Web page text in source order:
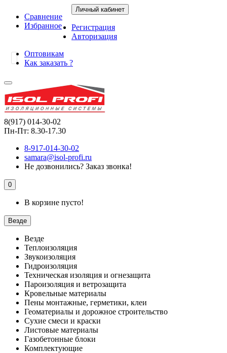
Сравнение
Избранное
Личный кабинет
Регистрация
Авторизация
Оптовикам
Как заказать ?
8(917) 014-30-02
Пн-Пт: 8.30-17.30
8-917-014-30-02
samara@isol-profi.ru
Не дозвонились? Заказ звонка!
0
В корзине пусто!
Везде
Везде
Теплоизоляция
Звукоизоляция
Гидроизоляция
Техническая изоляция и огнезащита
Пароизоляция и ветрозащита
Кровельные материалы
Пены монтажные, герметики, клеи
Геоматериалы и дорожное строительство
Сухие смеси и краски
Листовые материалы
Газобетонные блоки
Комплектующие